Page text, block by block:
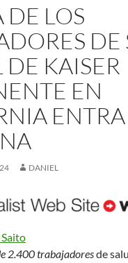
DE LOS
DE
KAISER
EN
ENTRA
DANIEL
2.400 trabajadoresde